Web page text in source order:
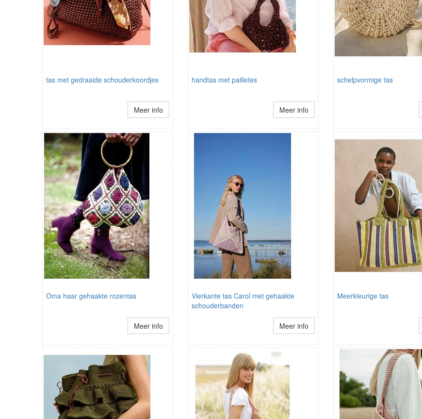
tas met gedraaide schouderkoordjes
Meer info
handtas met pailletes
Meer info
schelpvormige tas
Oma haar gehaakte rozentas
Meer info
Vierkante tas Carol met gehaakte
schouderbanden
Meer info
Meerkleurige tas